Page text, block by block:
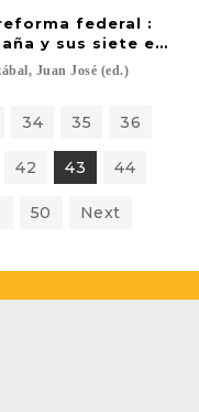
en los
federal :
y sus siete
Juan José (ed.)
34 35 36
42 43 44
50 Next